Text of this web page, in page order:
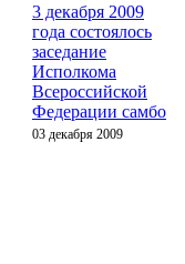
3 декабря 2009
года состоялось
заседание
Исполкома
Всероссийской
Федерации самбо
03 декабря 2009